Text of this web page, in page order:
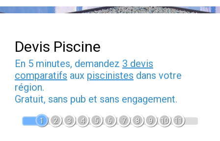
Devis Piscine
En 5 minutes, demandez 3 devis
comparatifs aux piscinistes dans votre
région.
Gratuit, sans pub et sans engagement.
1 2 3 4 5 6 7 8 9 10 11